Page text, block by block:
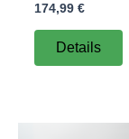
174,99 €
Details